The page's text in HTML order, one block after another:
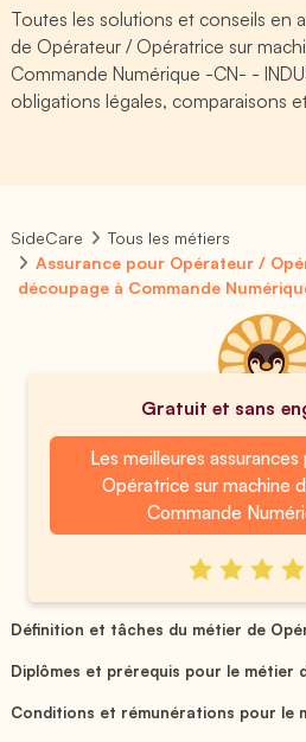
Toutes les solutions et conseils en
de Opérateur / Opératrice sur
Commande Numérique -CN- -
obligations légales, comparaisons
SideCare
Tous les métiers
Assurance pour Opérateur /
découpage à Commande
Gratuit et sans
Les meilleures
Opératrice sur machine
Commande
Définition et tâches du métier de
Diplômes et prérequis pour le métier
Conditions et rémunérations pour le